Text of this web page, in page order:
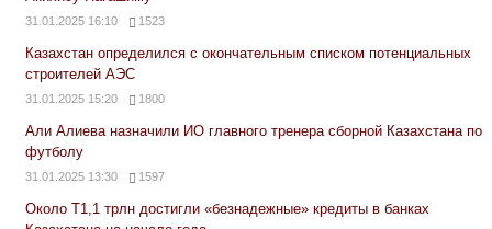
31.01.2025 16:10 1523
Казахстан определился с окончательным списком потенциальных
строителей АЭС
31.01.2025 15:20 1800
Али Алиева назначили ИО главного тренера сборной Казахстана по
футболу
31.01.2025 13:30 1597
Около Т1,1 трлн достигли «безнадежные» кредиты в банках